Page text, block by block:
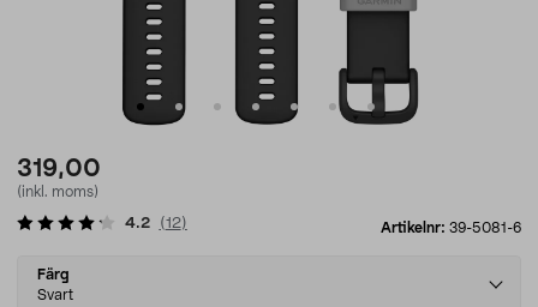
319,00
(inkl. moms)
Artikelnr: 39-5081-6
4.2 (12)
Select
variant
Färg
Svart